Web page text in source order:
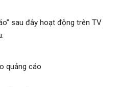
sau đây hoạt động trên TV
quảng cáo